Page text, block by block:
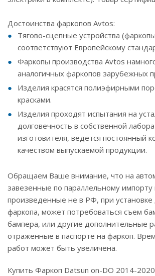
Достоинства фаркопов Avtos:
Тягово-сцепные устройства
соответствуют Европейскому
Фаркопы производства Avtos
аналогичных фаркопов зарубежных
Изделия красятся полиэфирными
красками.
Изделия проходят испытания на
долговечность в собственной
изготовителя, ведется постоянный
качеством выпускаемой продукции.
Обращаем Ваше внимание, что на
завезенные по параллельному импорту
произведенные не в РФ, при установке
фаркопа, может потребоваться съем
бампера, или другие дополнительные
отраженные в паспорте на фаркоп.
работ может быть увеличена.
Купить Фаркоп Datsun on-DO 2014-